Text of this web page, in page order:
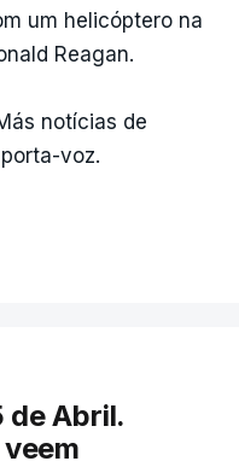
um helicóptero na
Reagan.
notícias de
voz.
de Abril.